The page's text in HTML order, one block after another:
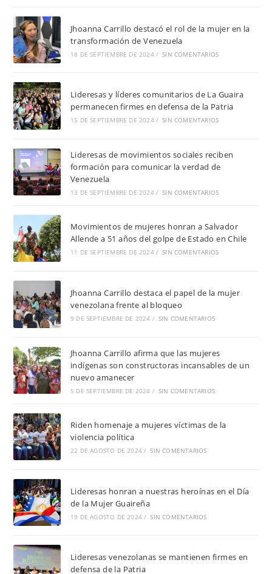
Jhoanna Carrillo destacó el rol de la mujer en la
transformación de Venezuela
18 DE SEPTIEMBRE DE 2024 / SIN COMENTARIOS
Lideresas y líderes comunitarios de La Guaira
permanecen firmes en defensa de la Patria
15 DE SEPTIEMBRE DE 2024 / SIN COMENTARIOS
Lideresas de movimientos sociales reciben
formación para comunicar la verdad de
Venezuela
13 DE SEPTIEMBRE DE 2024 / SIN COMENTARIOS
Movimientos de mujeres honran a Salvador
Allende a 51 años del golpe de Estado en Chile
11 DE SEPTIEMBRE DE 2024 / SIN COMENTARIOS
Jhoanna Carrillo destaca el papel de la mujer
venezolana frente al bloqueo
9 DE SEPTIEMBRE DE 2024 / SIN COMENTARIOS
Jhoanna Carrillo afirma que las mujeres
indígenas son constructoras incansables de un
nuevo amanecer
5 DE SEPTIEMBRE DE 2024 / SIN COMENTARIOS
Riden homenaje a mujeres víctimas de la
violencia política
22 DE AGOSTO DE 2024 / SIN COMENTARIOS
Lideresas honran a nuestras heroínas en el Día
de la Mujer Guaireña
19 DE AGOSTO DE 2024 / SIN COMENTARIOS
Lideresas venezolanas se mantienen firmes en
defensa de la Patria